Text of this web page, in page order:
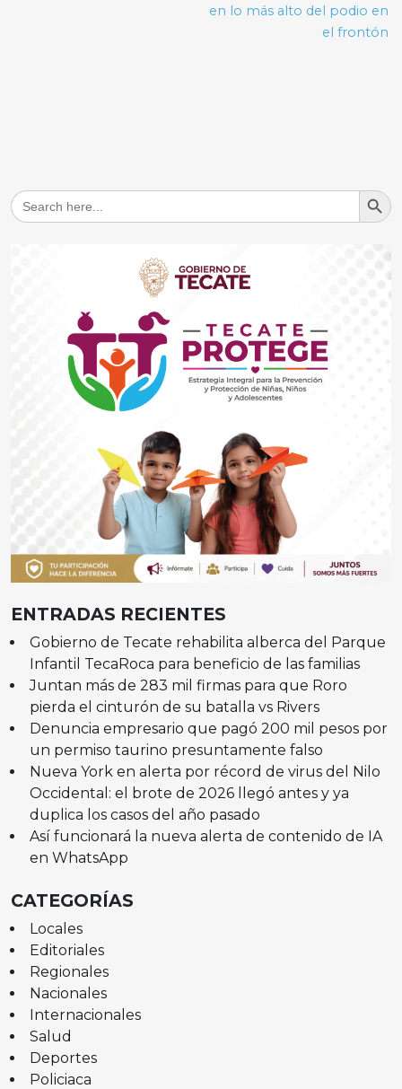
en lo más alto del podio en
el frontón
Search
for:
Search
ENTRADAS RECIENTES
Gobierno de Tecate rehabilita alberca del Parque
Infantil TecaRoca para beneficio de las familias
Juntan más de 283 mil firmas para que Roro
pierda el cinturón de su batalla vs Rivers
Denuncia empresario que pagó 200 mil pesos por
un permiso taurino presuntamente falso
Nueva York en alerta por récord de virus del Nilo
Occidental: el brote de 2026 llegó antes y ya
duplica los casos del año pasado
Así funcionará la nueva alerta de contenido de IA
en WhatsApp
CATEGORÍAS
Locales
Editoriales
Regionales
Nacionales
Internacionales
Salud
Deportes
Policiaca